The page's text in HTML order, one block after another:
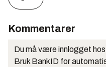
Kommentarer
Du må være innlogget
Bruk BankID for